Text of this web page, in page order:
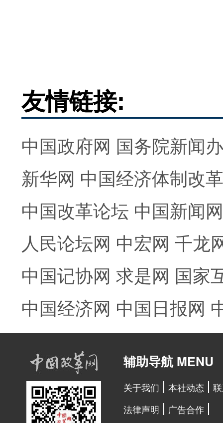
友情链接:
中国政府网 国务院新闻
新华网 中国经济体制改
中国改革论坛 中国新闻网
人民论坛网 中宏网 千龙
中国记协网 求是网 国家
中国经济网 中国日报网
辅助导航 MENU
关于我们 本社动态
法律声明
广告合作